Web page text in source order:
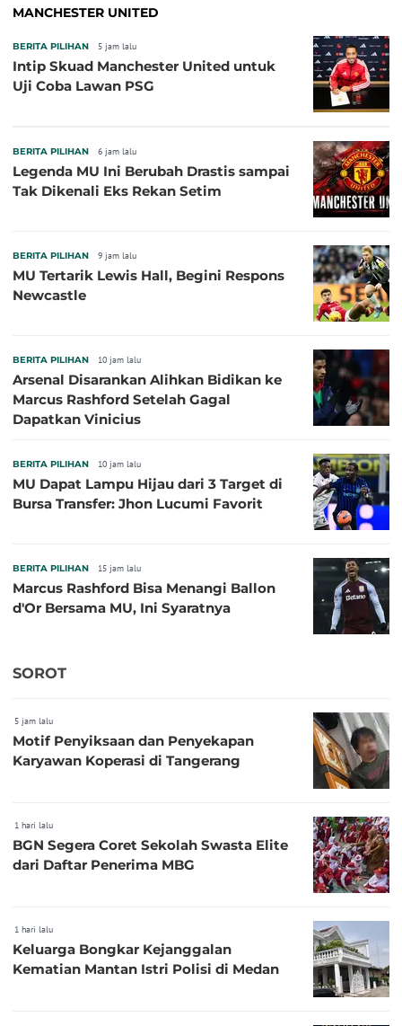
MANCHESTER UNITED
BERITA PILIHAN 5 jam lalu
Intip Skuad Manchester United untuk
Uji Coba Lawan PSG
BERITA PILIHAN 6 jam lalu
Legenda MU Ini Berubah Drastis sampai
Tak Dikenali Eks Rekan Setim
BERITA PILIHAN 9 jam lalu
MU Tertarik Lewis Hall, Begini Respons
Newcastle
BERITA PILIHAN 10 jam lalu
Arsenal Disarankan Alihkan Bidikan ke
Marcus Rashford Setelah Gagal
Dapatkan Vinicius
BERITA PILIHAN 10 jam lalu
MU Dapat Lampu Hijau dari 3 Target di
Bursa Transfer: Jhon Lucumi Favorit
BERITA PILIHAN 15 jam lalu
Marcus Rashford Bisa Menangi Ballon
d'Or Bersama MU, Ini Syaratnya
SOROT
5 jam lalu
Motif Penyiksaan dan Penyekapan
Karyawan Koperasi di Tangerang
1 hari lalu
BGN Segera Coret Sekolah Swasta Elite
dari Daftar Penerima MBG
1 hari lalu
Keluarga Bongkar Kejanggalan
Kematian Mantan Istri Polisi di Medan